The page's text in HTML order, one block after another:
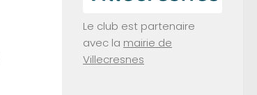
Le club est partenaire
avec la mairie de
Villecresnes